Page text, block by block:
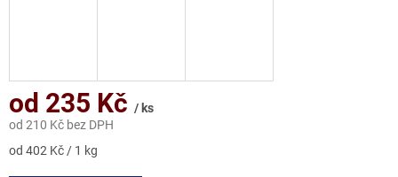
od 235 Kč / ks
od 210 Kč bez DPH
Měrná
od 402 Kč / 1 kg